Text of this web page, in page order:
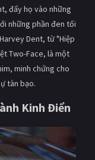
đẩy họ vào những
những phần đen tối
Dent, từ "Hiệp
Two-Face, là một
minh chứng cho
tàn bạo.
Kinh Điển